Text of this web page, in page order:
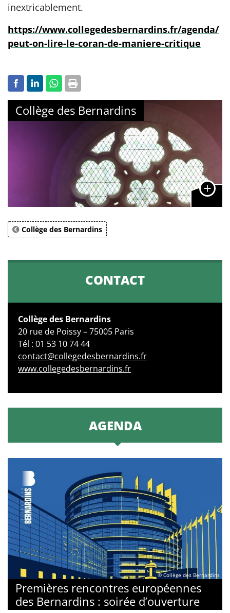
inextricablement.
https://www.collegedesbernardins.fr/agenda/
peut-on-lire-le-coran-de-maniere-critique
Collège des Bernardins
Collège des Bernardins
CONTACT
Collège des Bernardins
20 rue de Poissy – 75005 Paris
Tél : 01 53 10 74 44
contact@collegedesbernardins.fr
www.collegedesbernardins.fr
AGENDA
© Collège des Bernardins
Premières rencontres européennes
des Bernardins : soirée d’ouverture